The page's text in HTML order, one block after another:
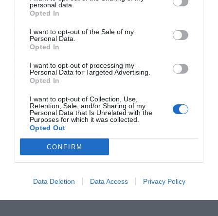
personal data.
Opted In
I want to opt-out of the Sale of my
Personal Data.
Opted In
I want to opt-out of processing my
Personal Data for Targeted Advertising.
Opted In
I want to opt-out of Collection, Use,
Retention, Sale, and/or Sharing of my
Personal Data that Is Unrelated with the
Purposes for which it was collected.
Opted Out
CONFIRM
Data Deletion Data Access Privacy Policy
Τσόρτσιλ, δεν θα φτάσεις ποτέ στον προορισμό
σου αν πετάς πέτρες στα σκυλιά που γαβγίζουν.
Χαρίζουμε τον λαϊκισμό σε όσους επενδύουν
Χαρίζουμε τον μηδενισμό σε όσους δεν
Αποδέχομαι τους